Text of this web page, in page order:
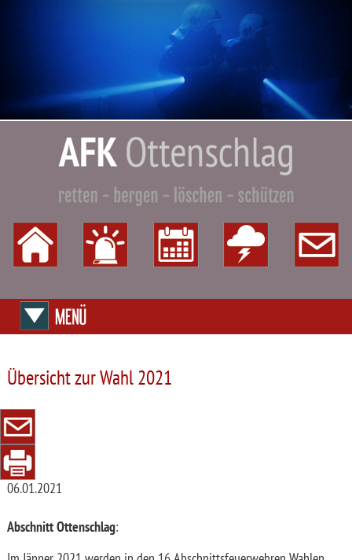
Übersicht zur Wahl 2021
06.01.2021
Abschnitt Ottenschlag: